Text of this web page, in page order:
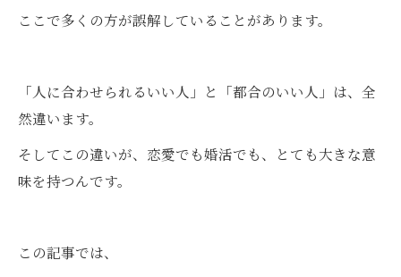
ここで多くの方が誤解していることがあります。
「人に合わせられるいい人」と「都合のいい人」は、全
然違います。
そしてこの違いが、恋愛でも婚活でも、とても大きな意
味を持つんです。
この記事では、